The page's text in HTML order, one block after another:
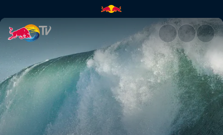
Ramón Navarro | Red Bull TV